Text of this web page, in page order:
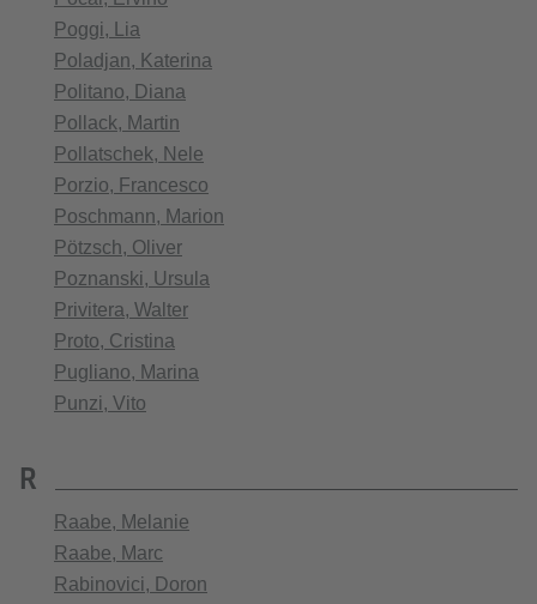
Poggi, Lia
Poladjan, Katerina
Politano, Diana
Pollack, Martin
Pollatschek, Nele
Porzio, Francesco
Poschmann, Marion
Pötzsch, Oliver
Poznanski, Ursula
Privitera, Walter
Proto, Cristina
Pugliano, Marina
Punzi, Vito
R
Raabe, Melanie
Raabe, Marc
Rabinovici, Doron